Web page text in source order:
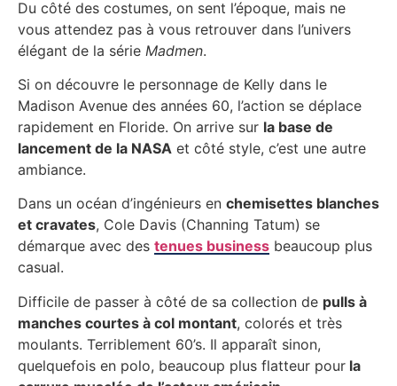
Du côté des costumes, on sent l’époque, mais ne
vous attendez pas à vous retrouver dans l’univers
élégant de la série Madmen.
Si on découvre le personnage de Kelly dans le
Madison Avenue des années 60, l’action se déplace
rapidement en Floride. On arrive sur la base de
lancement de la NASA et côté style, c’est une autre
ambiance.
Dans un océan d’ingénieurs en chemisettes blanches
et cravates, Cole Davis (Channing Tatum) se
démarque avec des tenues business beaucoup plus
casual.
Difficile de passer à côté de sa collection de pulls à
manches courtes à col montant, colorés et très
moulants. Terriblement 60’s. Il apparaît sinon,
quelquefois en polo, beaucoup plus flatteur pour la